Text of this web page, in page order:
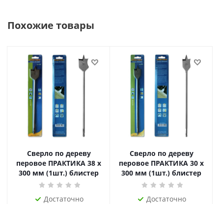
Похожие товары
Сверло по дереву
перовое ПРАКТИКА 38 х
300 мм (1шт.) блистер
Достаточно
Сверло по дереву
перовое ПРАКТИКА 30 х
300 мм (1шт.) блистер
Достаточно